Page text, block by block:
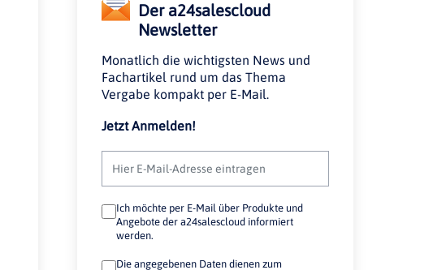
Der a24salescloud
Newsletter
Monatlich die wichtigsten News und
Fachartikel rund um das Thema
Vergabe kompakt per E-Mail.
Jetzt Anmelden!
Ich möchte per E-Mail über Produkte und
Angebote der a24salescloud informiert
werden.
Die angegebenen Daten dienen zum